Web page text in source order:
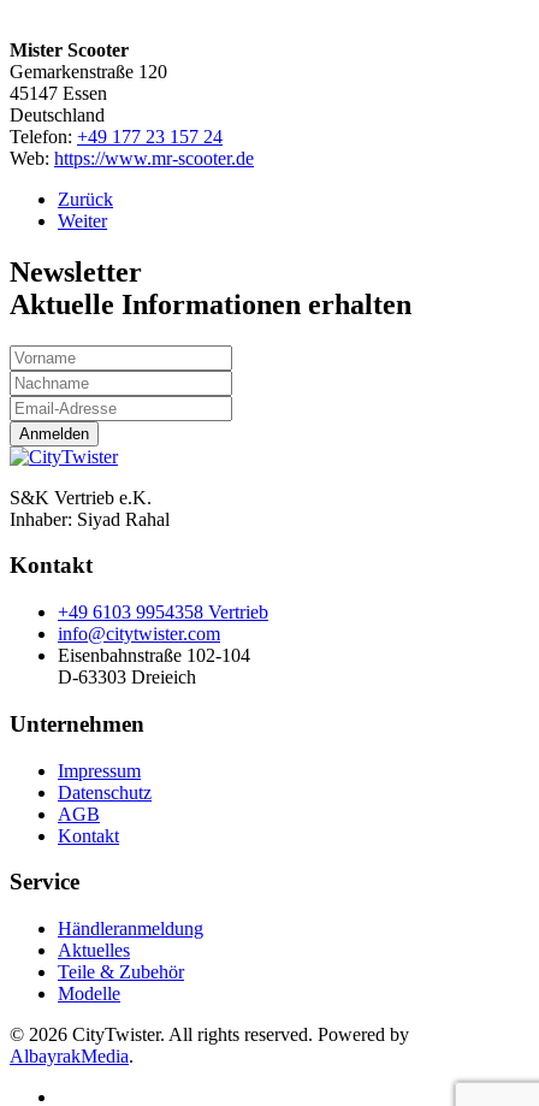
Mister Scooter
Gemarkenstraße 120
45147 Essen
Deutschland
Telefon: +49 177 23 157 24
Web: https://www.mr-scooter.de
Zurück
Weiter
Newsletter
Aktuelle Informationen erhalten
Anmelden
S&K Vertrieb e.K.
Inhaber: Siyad Rahal
Kontakt
+49 6103 9954358 Vertrieb
info@citytwister.com
Eisenbahnstraße 102-104
D-63303 Dreieich
Unternehmen
Impressum
Datenschutz
AGB
Kontakt
Service
Händleranmeldung
Aktuelles
Teile & Zubehör
Modelle
© 2026 CityTwister. All rights reserved. Powered by
AlbayrakMedia.